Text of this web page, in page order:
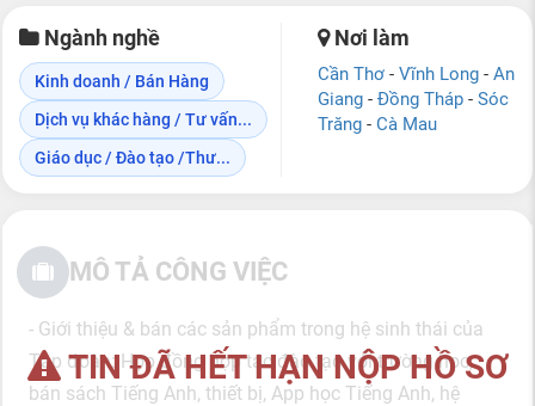
Ngành nghề
Kinh doanh / Bán Hàng
Dịch vụ khác hàng / Tư vấn...
Giáo dục / Đào tạo /Thư...
Nơi làm
Cần Thơ- Vĩnh Long- An
Giang- Đồng Tháp- Sóc
Trăng- Cà Mau
TIN ĐÃ HẾT HẠN NỘP HỒ SƠ
MÔ TẢ CÔNG VIỆC
- Giới thiệu & bán các sản phẩm trong hệ sinh thái của
Tập đoàn: Hợp đồng hợp tác đào tạo với trường học,
bán sách Tiếng Anh, thiết bị, App học Tiếng Anh, hệ